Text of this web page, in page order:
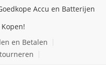
Accu en Batterijen
en Betalen